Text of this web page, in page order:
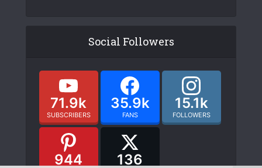
Social Followers
71.9k
SUBSCRIBERS
35.9k
FANS
15.1k
FOLLOWERS
944 136